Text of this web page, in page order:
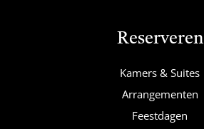
Reserveren
Kamers & Suites
Arrangementen
Feestdagen